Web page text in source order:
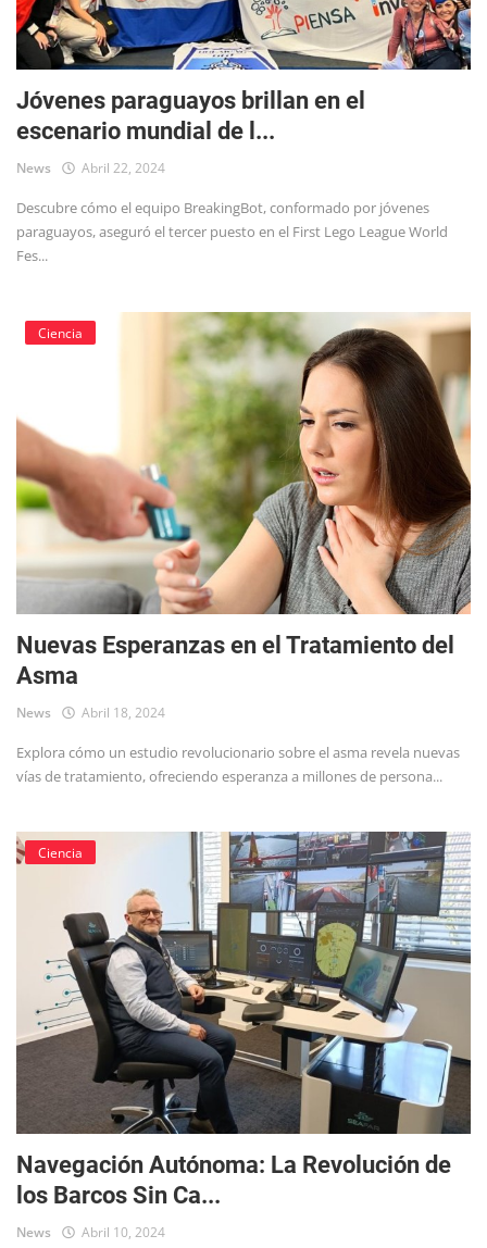
Jóvenes paraguayos brillan en el
escenario mundial de l...
News Abril 22, 2024
Descubre cómo el equipo BreakingBot, conformado por jóvenes
paraguayos, aseguró el tercer puesto en el First Lego League World
Fes...
Ciencia
Nuevas Esperanzas en el Tratamiento del
Asma
News Abril 18, 2024
Explora cómo un estudio revolucionario sobre el asma revela nuevas
vías de tratamiento, ofreciendo esperanza a millones de persona...
Ciencia
Navegación Autónoma: La Revolución de
los Barcos Sin Ca...
News Abril 10, 2024